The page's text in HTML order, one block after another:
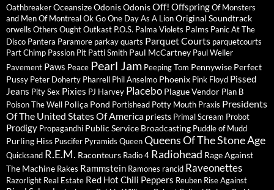
OathbreakerOceansizeOdonis OdonisOff! OffspringOf Monsters
and MenOf MontrealOk GoOne Day As A LionOriginal Soundtrack
orwells Others OughtOutkast P.O.S. Palma Violets Palms Panic At The
Disco Pantera Paramore parkay quarts Parquet Courts parquetcourts
Part Chimp Passion Pit Patti Smith Paul McCartney Paul Weller
Pavement Paws Peace Pearl Jam Peeping Tom Pennywise Perfect
Pussy Peter Doherty Pharrell Phil Anselmo Phoenix Pink Floyd Pissed
Jeans Pity Sex Pixies PJ Harvey Placebo Plague Vendor Plan B
Poison The Well Poliça Pond Portishead Potty Mouth Praxis Presidents
Of The United States Of America priests Primal Scream Probot
Prodigy Propagandhi Public Service Broadcasting Puddle of Mudd
Purling Hiss Puscifer Pyramids QueenQueens Of The Stone Age
Quicksand R.E.M. Raconteurs Radio 4 Radiohead Rage Against
The Machine Rakes Rammstein Ramones rancid Raveonettes
Razorlight Real Estate Red Hot Chili Peppers Reuben Rise Against